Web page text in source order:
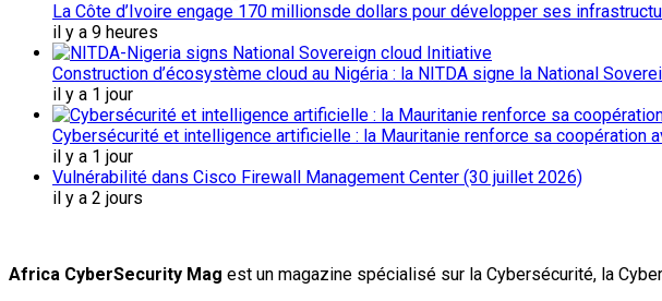
La Côte d’Ivoire engage 170 millionsde dollars pour développer ses
il y a 9 heures
Construction d’écosystème cloud au Nigéria : la NITDA signe la National
il y a 1 jour
Cybersécurité et intelligence artificielle : la Mauritanie renforce sa coopération
il y a 1 jour
Vulnérabilité dans Cisco Firewall Management Center (30 juillet 2026)
il y a 2 jours
Africa CyberSecurity Mag est un magazine spécialisé sur la Cybersécurité, la